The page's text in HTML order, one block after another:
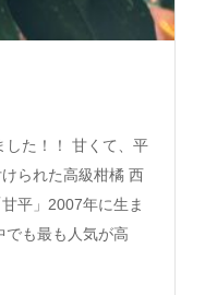
した！！ 甘くて、平
られた高級柑橘 西
平」2007年に生ま
でも最も人気が高